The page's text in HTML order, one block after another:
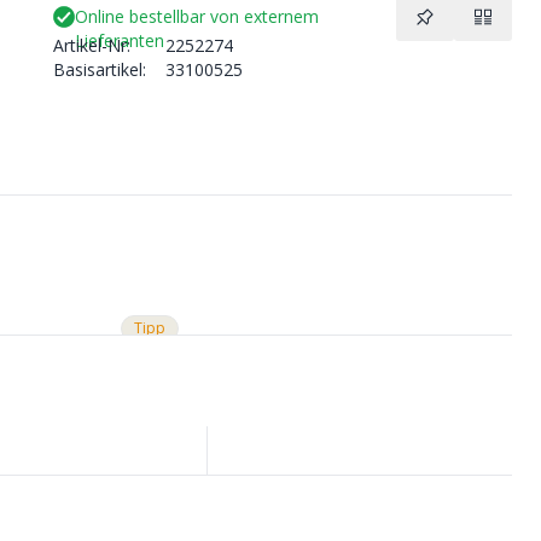
Online bestellbar von externem
Lieferanten
Artikel-Nr:
2252274
Basisartikel:
33100525
Tipp